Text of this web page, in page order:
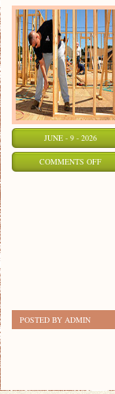
JUNE - 9 - 2026
COMMENTS OFFON
POSTED BY ADMIN